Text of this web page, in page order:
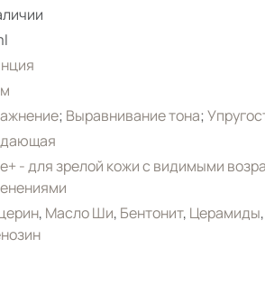
; Выравнивание тона;
- для зрелой кожи с видимыми
, Масло Ши, Бентонит, Церамиды,